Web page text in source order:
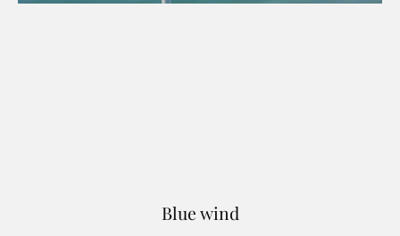
Blue wind